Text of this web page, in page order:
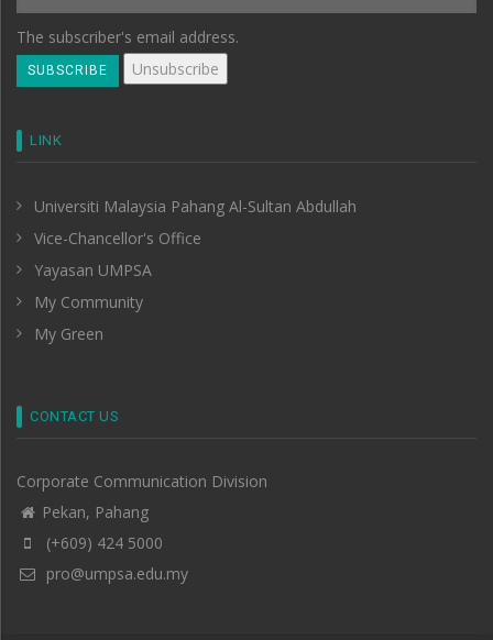
The subscriber's email address.
LINK
Universiti Malaysia Pahang Al-Sultan Abdullah
Vice-Chancellor's Office
Yayasan UMPSA
My Community
My Green
CONTACT US
Corporate Communication Division
Pekan, Pahang
(+609) 424 5000
pro@umpsa.edu.my